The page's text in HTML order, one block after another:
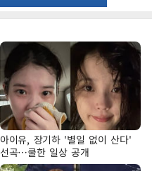
아이유, 장기하 '별일 없이 산다'
선곡…쿨한 일상 공개